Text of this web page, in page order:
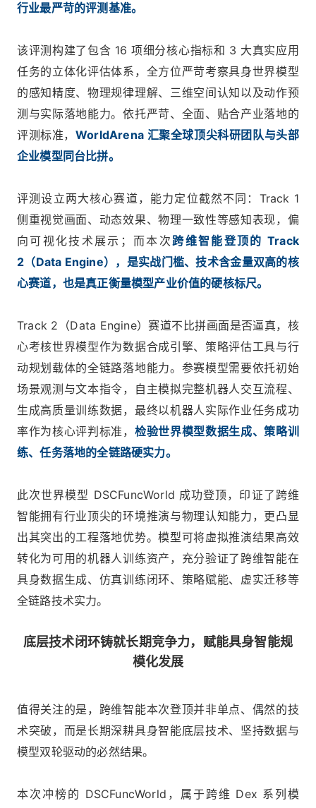
行业最严苛的评测基准。
该评测构建了包含 16 项细分核心指标和 3 大真实应用
任务的立体化评估体系，全方位严苛考察具身世界模型
的感知精度、物理规律理解、三维空间认知以及动作预
测与实际落地能力。依托严苛、全面、贴合产业落地的
评测标准， WorldArena 汇聚全球顶尖科研团队与头部
企业模型同台比拼。
评测设立两大核心赛道，能力定位截然不同：Track 1
侧重视觉画面、动态效果、物理一致性等感知表现，偏
向可视化技术展示；而本次跨维智能登顶的 Track
2（Data Engine），是实战门槛、技术含金量双高的核
心赛道，也是真正衡量模型产业价值的硬核标尺。
Track 2（Data Engine）赛道不比拼画面是否逼真，核
心考核世界模型作为数据合成引擎、策略评估工具与行
动规划载体的全链路落地能力。参赛模型需要依托初始
场景观测与文本指令，自主模拟完整机器人交互流程、
生成高质量训练数据，最终以机器人实际作业任务成功
率作为核心评判标准， 检验世界模型数据生成、策略训
练、任务落地的全链路硬实力。
此次世界模型 DSCFuncWorld 成功登顶，印证了跨维
智能拥有行业顶尖的环境推演与物理认知能力，更凸显
出其突出的工程落地优势。模型可将虚拟推演结果高效
转化为可用的机器人训练资产，充分验证了跨维智能在
具身数据生成、仿真训练闭环、策略赋能、虚实迁移等
全链路技术实力。
底层技术闭环铸就长期竞争力，赋能具身智能规
模化发展
值得关注的是，跨维智能本次登顶并非单点、偶然的技
术突破，而是长期深耕具身智能底层技术、坚持数据与
模型双轮驱动的必然结果。
本次冲榜的 DSCFuncWorld，属于跨维 Dex 系列模